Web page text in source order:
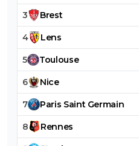
3 Brest
4 Lens
5 Toulouse
6 Nice
7 Paris Saint Germain
8 Rennes